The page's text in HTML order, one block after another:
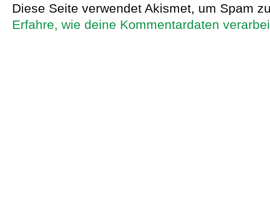
Diese Seite verwendet Akismet, um Spam
Erfahre, wie deine Kommentardaten